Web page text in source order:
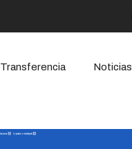
Transferencia Noticias